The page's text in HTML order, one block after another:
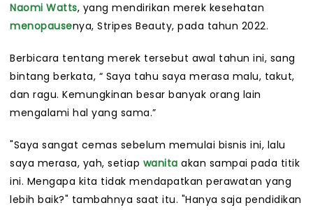
Naomi Watts, yang mendirikan merek kesehatan
menopausenya, Stripes Beauty, pada tahun 2022.
Berbicara tentang merek tersebut awal tahun ini, sang
bintang berkata, “ Saya tahu saya merasa malu, takut,
dan ragu. Kemungkinan besar banyak orang lain
mengalami hal yang sama.”
"Saya sangat cemas sebelum memulai bisnis ini, lalu
saya merasa, yah, setiap wanita akan sampai pada titik
ini. Mengapa kita tidak mendapatkan perawatan yang
lebih baik?" tambahnya saat itu. "Hanya saja pendidikan